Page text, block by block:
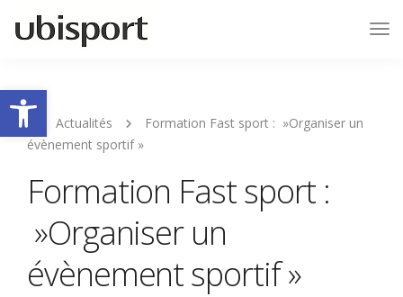
Ouvrir la barre d’outils
Actualités
Formation Fast sport : »Organiser un
évènement sportif »
Formation Fast sport :
»Organiser un
évènement sportif »